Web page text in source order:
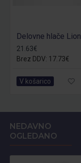
Delovne hlače Lion
21.63€
Brez DDV: 17.73€
V košarico
NEDAVNO
OGLEDANO